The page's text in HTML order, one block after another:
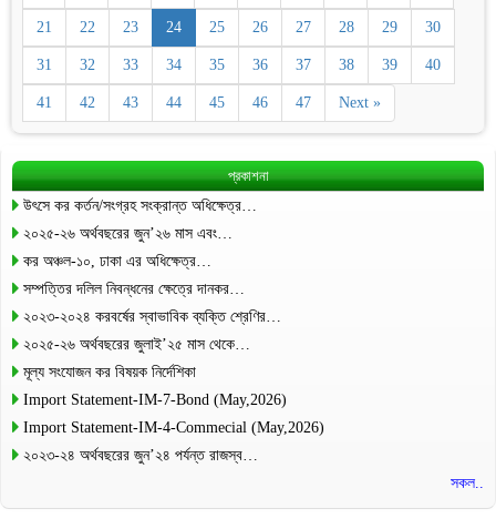
21 22 23 24 25 26 27 28 29 30
31 32 33 34 35 36 37 38 39 40
41 42 43 44 45 46 47 Next »
প্রকাশনা
উৎসে কর কর্তন/সংগ্রহ সংক্রান্ত অধিক্ষেত্র…
২০২৫-২৬ অর্থবছরের জুন’২৬ মাস এবং…
কর অঞ্চল-১০, ঢাকা এর অধিক্ষেত্র…
সম্পত্তির দলিল নিবন্ধনের ক্ষেত্রে দানকর…
২০২৩-২০২৪ করবর্ষের স্বাভাবিক ব্যক্তি শ্রেণির…
২০২৫-২৬ অর্থবছরের জুলাই’২৫ মাস থেকে…
মূল্য সংযোজন কর বিষয়ক নির্দেশিকা
Import Statement-IM-7-Bond (May,2026)
Import Statement-IM-4-Commecial (May,2026)
২০২৩-২৪ অর্থবছরের জুন’২৪ পর্যন্ত রাজস্ব…
সকল..